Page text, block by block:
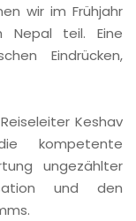
wir im Frühjahr
Nepal teil. Eine
Eindrücken,
Keshav
kompetente
ungezählter
und den